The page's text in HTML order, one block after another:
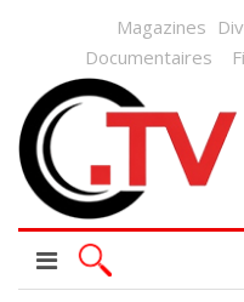
Magazines
Documentaires